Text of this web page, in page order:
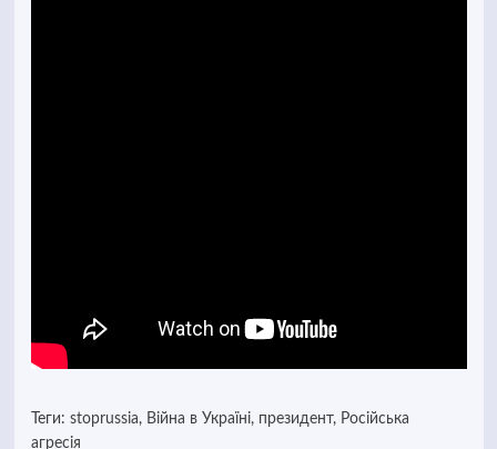
Теги: stoprussia, Війна в Україні, президент, Російська
агресія